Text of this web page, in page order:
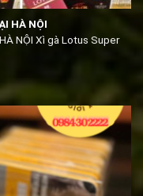
HÀ NỘI
NỘI Xì gà Lotus Super